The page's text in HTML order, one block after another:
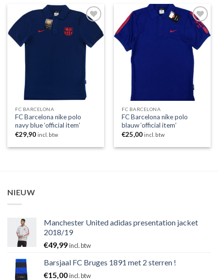
Toevoegen
wenslijst
FC BARCELONA
FC Barcelona nike polo
navy blue ‘official item’
€29,90 incl. btw
Toevoegen
wenslijst
FC BARCELONA
FC Barcelona nike polo
blauw ‘official item’
€25,00 incl. btw
NIEUW
Manchester United adidas presentation jacket
2018/19
€49,99incl. btw
Barsjaal FC Bruges 1891 met 2 sterren !
€15,00incl. btw